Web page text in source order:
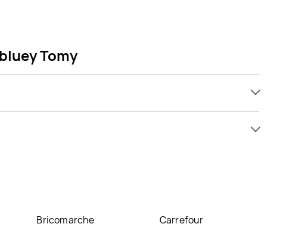
Tomy
Bricomarche Carrefour